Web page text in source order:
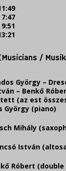
/
György –
– Benkő
(az est
György (piano)
Mihály
István
Róbert (double